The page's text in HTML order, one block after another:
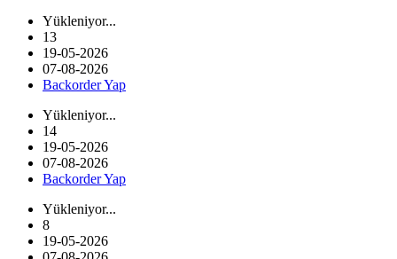
Yükleniyor...
13
19-05-2026
07-08-2026
Backorder Yap
Yükleniyor...
14
19-05-2026
07-08-2026
Backorder Yap
Yükleniyor...
8
19-05-2026